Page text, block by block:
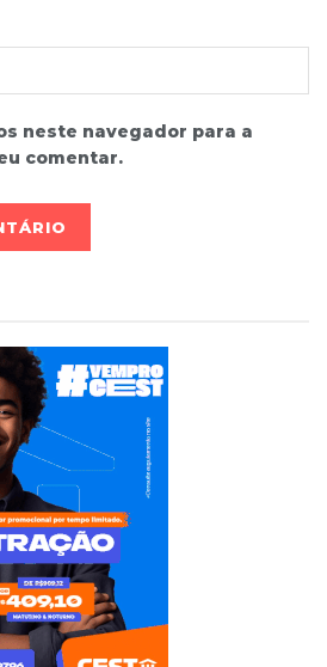
neste navegador para a
comentar.